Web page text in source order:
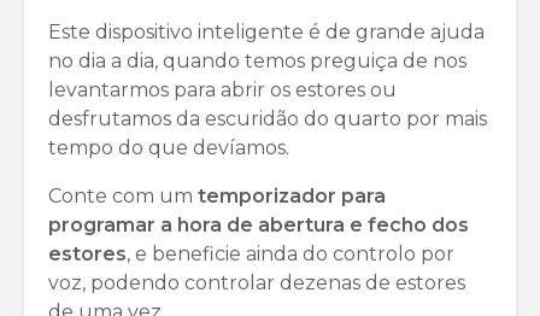
Este dispositivo inteligente é de grande ajuda
no dia a dia, quando temos preguiça de nos
levantarmos para abrir os estores ou
desfrutamos da escuridão do quarto por mais
tempo do que devíamos.
Conte com um temporizador para
programar a hora de abertura e fecho dos
estores, e beneficie ainda do controlo por
voz, podendo controlar dezenas de estores